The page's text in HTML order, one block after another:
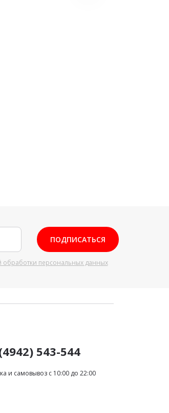
ПОДПИСАТЬСЯ
обработки персональных данных
543-544
и самовывоз с 10:00 до 22:00